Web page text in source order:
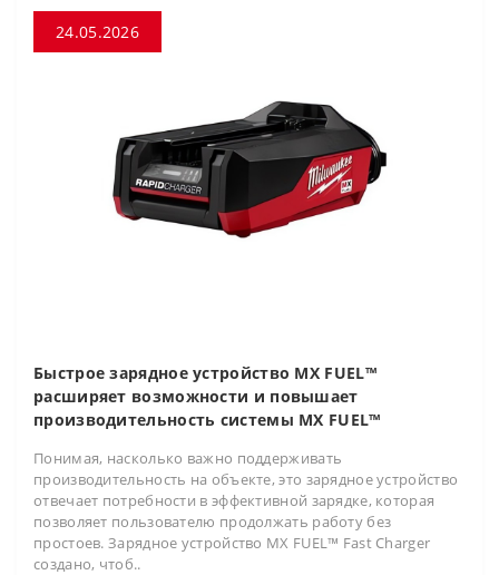
24.05.2026
Быстрое зарядное устройство MX FUEL™
расширяет возможности и повышает
производительность системы MX FUEL™
Понимая, насколько важно поддерживать
производительность на объекте, это зарядное устройство
отвечает потребности в эффективной зарядке, которая
позволяет пользователю продолжать работу без
простоев. Зарядное устройство MX FUEL™ Fast Charger
создано, чтоб..